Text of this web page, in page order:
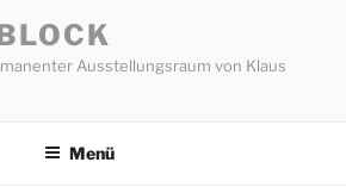
Ausstellungsraum von Klaus
Menü